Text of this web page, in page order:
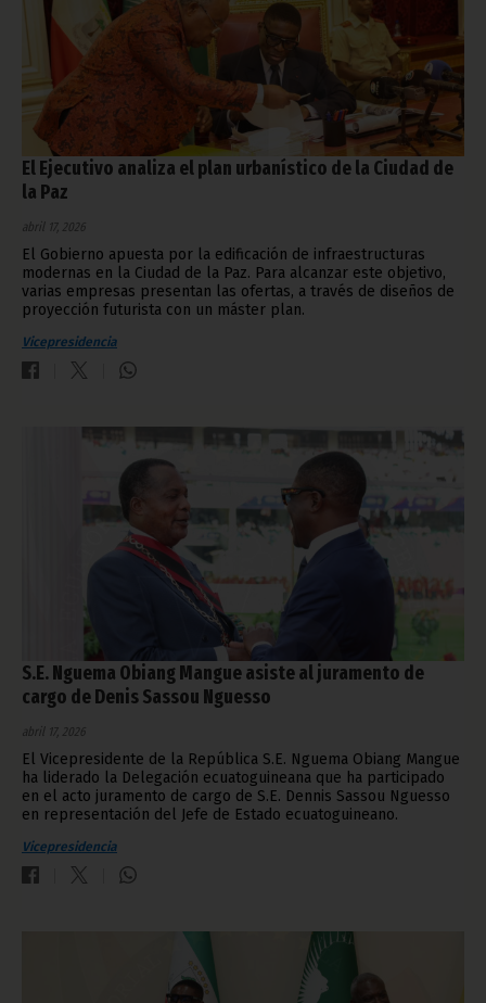
El Ejecutivo analiza el plan urbanístico de la Ciudad de
la Paz
abril 17, 2026
El Gobierno apuesta por la edificación de infraestructuras
modernas en la Ciudad de la Paz. Para alcanzar este objetivo,
varias empresas presentan las ofertas, a través de diseños de
proyección futurista con un máster plan.
Vicepresidencia
S.E. Nguema Obiang Mangue asiste al juramento de
cargo de Denis Sassou Nguesso
abril 17, 2026
El Vicepresidente de la República S.E. Nguema Obiang Mangue
ha liderado la Delegación ecuatoguineana que ha participado
en el acto juramento de cargo de S.E. Dennis Sassou Nguesso
en representación del Jefe de Estado ecuatoguineano.
Vicepresidencia